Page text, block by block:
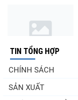
TIN TỔNG HỢP
CHÍNH SÁCH
SẢN XUẤT